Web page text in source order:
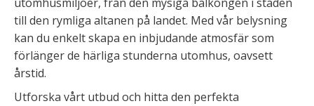
till den rymliga altanen på landet. Med vår belysning
kan du enkelt skapa en inbjudande atmosfär som
förlänger de härliga stunderna utomhus, oavsett
årstid.
Utforska vårt utbud och hitta den perfekta